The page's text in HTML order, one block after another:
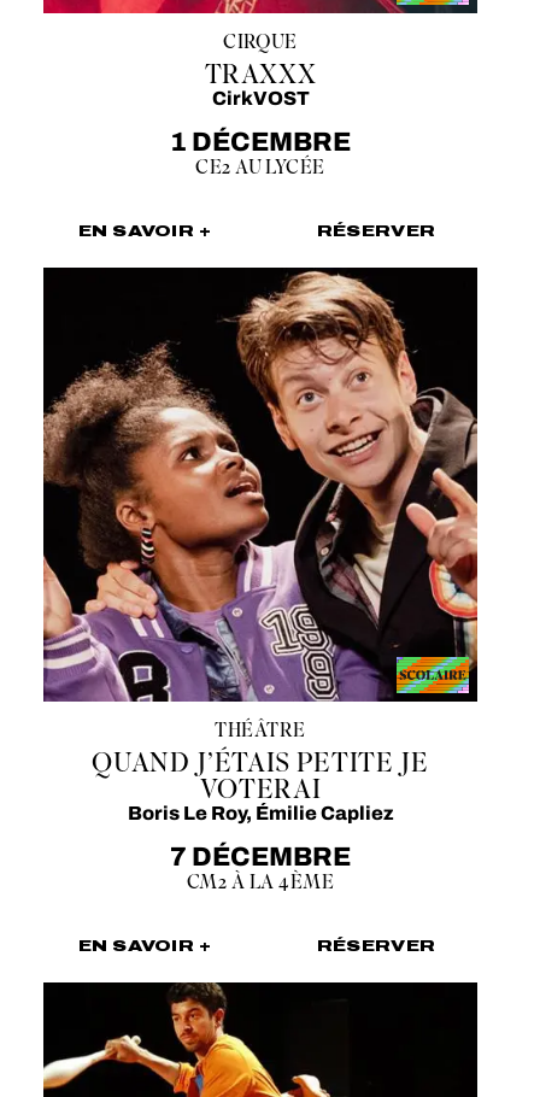
CIRQUE
TRAXXX
CirkVOST
1 DÉCEMBRE
CE2 AU LYCÉE
EN SAVOIR + RÉSERVER
THÉÂTRE
QUAND J’ÉTAIS PETITE JE
VOTERAI
Boris Le Roy, Émilie Capliez
7 DÉCEMBRE
CM2 À LA 4ÈME
EN SAVOIR + RÉSERVER